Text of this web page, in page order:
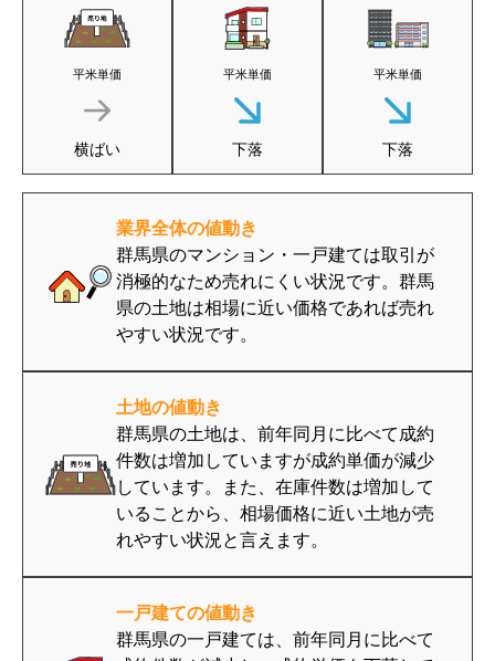
平米単価
横ばい
平米単価
下落
平米単価
下落
業界全体の値動き
群馬県のマンション・一戸建ては取引が
消極的なため売れにくい状況です。群馬
県の土地は相場に近い価格であれば売れ
やすい状況です。
土地の値動き
群馬県の土地は、前年同月に比べて成約
件数は増加していますが成約単価が減少
しています。また、在庫件数は増加して
いることから、相場価格に近い土地が売
れやすい状況と言えます。
一戸建ての値動き
群馬県の一戸建ては、前年同月に比べて